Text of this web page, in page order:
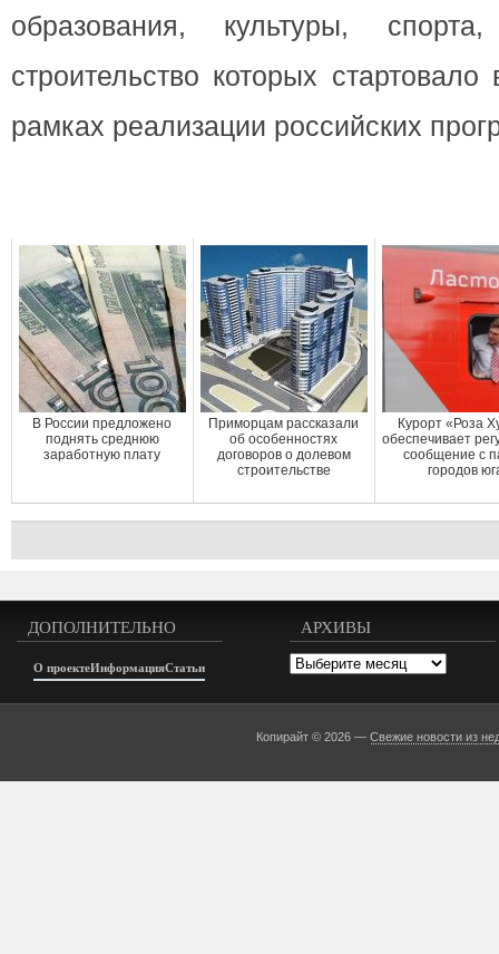
образования, культуры, спорта,
строительство которых
рамках реализации российских
В России предложено
поднять среднюю
заработную плату
Приморцам рассказали
об особенностях
договоров о долевом
строительстве
Курорт «Роза
обеспечивает
сообщение с
городов
ДОПОЛНИТЕЛЬНО
О проектеИнформацияСтатьи
АРХИВЫ
Архивы
Копирайт © 2026 —Свежие новости из